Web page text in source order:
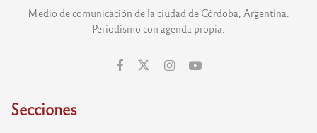
Medio de comunicación de la ciudad de Córdoba, Argentina.
Periodismo con agenda propia.
Secciones